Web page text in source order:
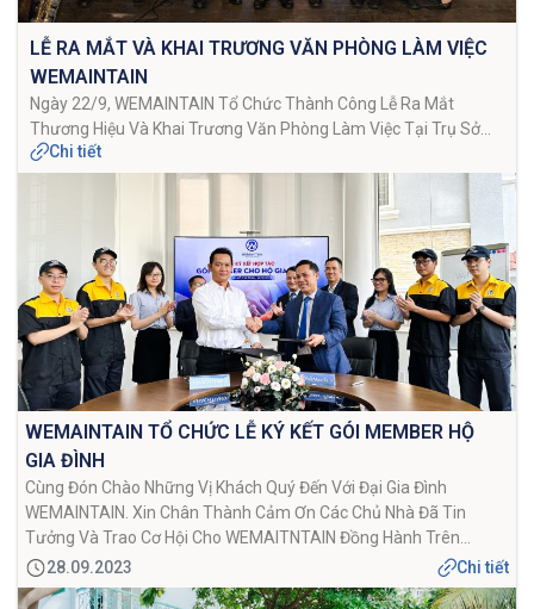
LỄ RA MẮT VÀ KHAI TRƯƠNG VĂN PHÒNG LÀM VIỆC
WEMAINTAIN
Ngày 22/9, WEMAINTAIN Tổ Chức Thành Công Lễ Ra Mắt
Thương Hiệu Và Khai Trương Văn Phòng Làm Việc Tại Trụ Sở
Chính 2/16 Võ Trường Toản, Thủ Đức, TP.HCM; Với Sự Tham Dự
Của Các Quý Khách Hàng, Đối Tác Cùng Toàn Thể CBNV.
WEMAINTAIN Chính Thức Ra Mắt Thương Hiệu Với 4 Lĩnh […]
Chi tiết
WEMAINTAIN TỔ CHỨC LỄ KÝ KẾT GÓI MEMBER HỘ
GIA ĐÌNH
Cùng Đón Chào Những Vị Khách Quý Đến Với Đại Gia Đình
WEMAINTAIN. Xin Chân Thành Cảm Ơn Các Chủ Nhà Đã Tin
Tưởng Và Trao Cơ Hội Cho WEMAITNTAIN Đồng Hành Trên
Chặng Đường Xây Dựng Một Không Gian Sống Lý Tưởng. Buổi Lễ
Ký Kết GÓI MEMBER HỘ GIA ĐÌNH Được Xem Là […]
28.09.2023 Chi tiết